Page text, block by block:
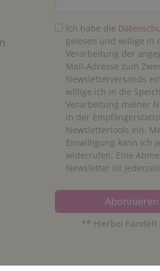
Ich habe die
gelesen und willige in
Verarbeitung der
Mail-Adresse zum
Newsletterversands
willige ich in die
Verarbeitung meiner
in der
Newslettertools ein.
Einwilligung kann ich
widerrufen. Eine
Newsletter ist
Abonnieren
** Hierbei handelt